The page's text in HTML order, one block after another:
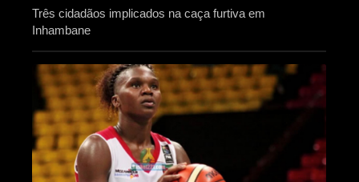
Três cidadãos implicados na caça furtiva em
Inhambane